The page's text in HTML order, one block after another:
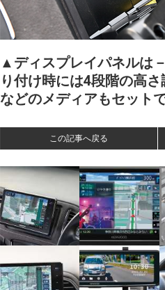
▲ディスプレイパネルは
り付け時には4段階の高
などのメディアもセット
この記事へ戻る